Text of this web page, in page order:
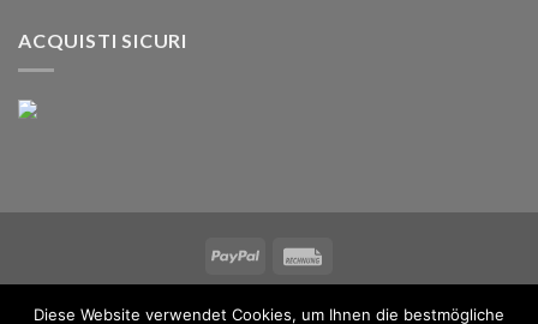
ACQUISTI SICURI
Diese Website verwendet Cookies, um Ihnen die bestmögliche